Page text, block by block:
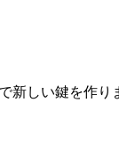
しい鍵を作り